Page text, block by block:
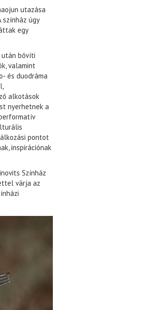
utazása
színház úgy
egy
után bővíti
valamint
és duodráma
alkotások
nyerhetnek a
pontot
inspirációnak
Színház
várja az